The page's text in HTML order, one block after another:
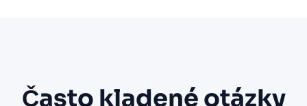
Často kladené otázky